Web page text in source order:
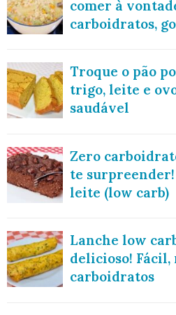
comer à
carboidratos,
Troque o pão
trigo, leite e
saudável
Zero
te
leite (low carb)
Lanche low
delicioso!
carboidratos